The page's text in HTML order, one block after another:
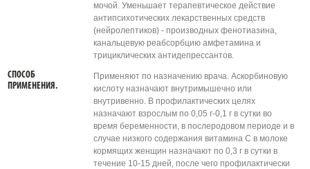
мочой. Уменьшает терапевтическое действие
антипсихотических лекарственных средств
(нейролептиков) - производных фенотиазина,
канальцевую реабсорбцию амфетамина и
трициклических антидепрессантов.
СПОСОБ
ПРИМЕНЕНИЯ.
Применяют по назначению врача. Аскорбиновую
кислоту назначают внутримышечно или
внутривенно. В профилактических целях
назначают взрослым по 0,05 г-0,1 г в сутки во
время беременности, в послеродовом периоде и в
случае низкого содержания витамина С в молоке
кормящих женщин назначают по 0,3 г в сутки в
течение 10-15 дней, после чего профилактически